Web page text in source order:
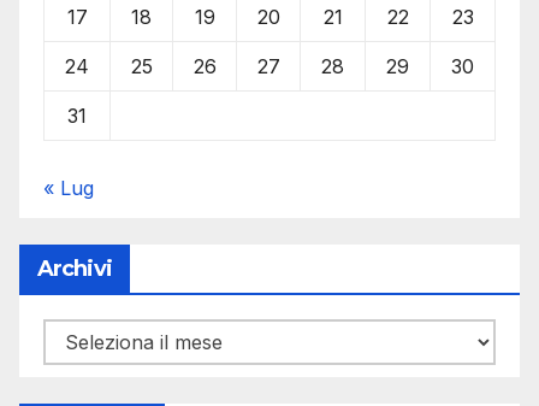
17 18 19 20 21 22 23
24 25 26 27 28 29 30
31
« Lug
Archivi
Archivi